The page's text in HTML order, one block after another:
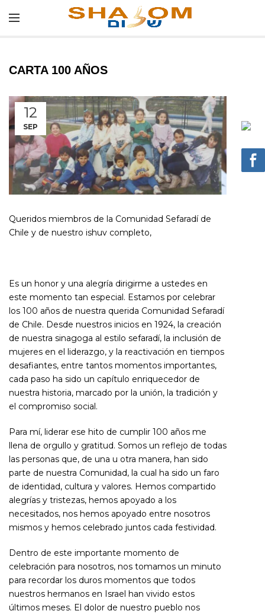
CARTA 100 AÑOS
12
SEP
Queridos miembros de la Comunidad Sefaradí de
Chile y de nuestro ishuv completo,
Es un honor y una alegría dirigirme a ustedes en
este momento tan especial. Estamos por celebrar
los 100 años de nuestra querida Comunidad Sefaradí
de Chile. Desde nuestros inicios en 1924, la creación
de nuestra sinagoga al estilo sefaradí, la inclusión de
mujeres en el liderazgo, y la reactivación en tiempos
desafiantes, entre tantos momentos importantes,
cada paso ha sido un capítulo enriquecedor de
nuestra historia, marcado por la unión, la tradición y
el compromiso social.
Para mí, liderar ese hito de cumplir 100 años me
llena de orgullo y gratitud. Somos un reflejo de todas
las personas que, de una u otra manera, han sido
parte de nuestra Comunidad, la cual ha sido un faro
de identidad, cultura y valores. Hemos compartido
alegrías y tristezas, hemos apoyado a los
necesitados, nos hemos apoyado entre nosotros
mismos y hemos celebrado juntos cada festividad.
Dentro de este importante momento de
celebración para nosotros, nos tomamos un minuto
para recordar los duros momentos que todos
nuestros hermanos en Israel han vivido estos
últimos meses. El dolor de nuestro pueblo nos